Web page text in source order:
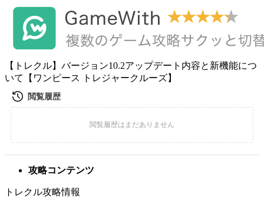
【トレクル】バージョン10.2アップデート内容と新機能につ
いて【ワンピース トレジャークルーズ】
攻略コンテンツ
トレクル攻略情報